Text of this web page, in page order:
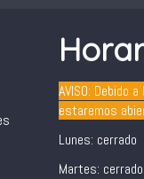
AVISO: Debido
estaremos
Lunes: cerrado
Martes: cerrado